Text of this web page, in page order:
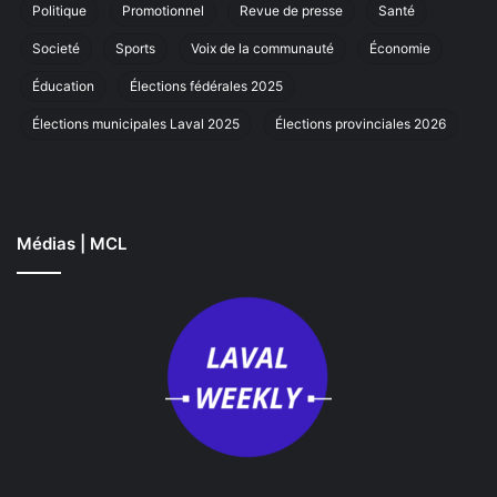
Laval
Politique Promotionnel Revue de presse Santé
Societé Sports Voix de la communauté Économie
Éducation Élections fédérales 2025
Élections municipales Laval 2025 Élections provinciales 2026
Médias | MCL